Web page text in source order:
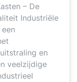
– De
Industriële
en
veelzijdige